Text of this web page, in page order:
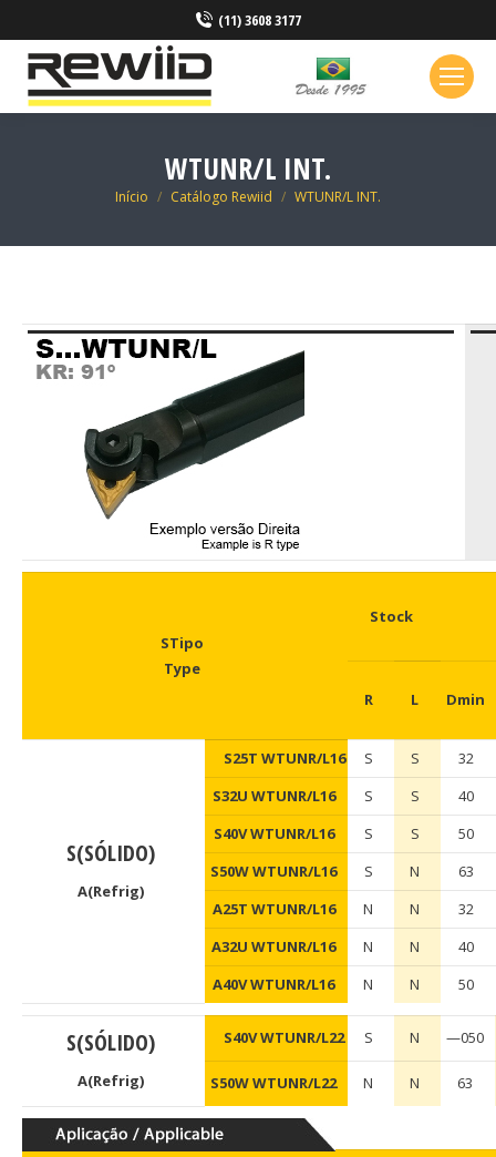
(11) 3608 3177
WTUNR/L INT.
Você está aqui:
Início Catálogo Rewiid WTUNR/L INT.
STipo
Type
Stock
R L Dmin
S(SÓLIDO)
A(Refrig)
S25T WTUNR/L16 S S
32
S32U WTUNR/L16
S S
40
S40V WTUNR/L16
S S
50
S50W WTUNR/L16
S N
63
A25T WTUNR/L16
N N
32
A32U WTUNR/L16
N N
40
A40V WTUNR/L16
N N 50
S(SÓLIDO)
A(Refrig)
S40V WTUNR/L22 S N —050
S50W WTUNR/L22 N N 63